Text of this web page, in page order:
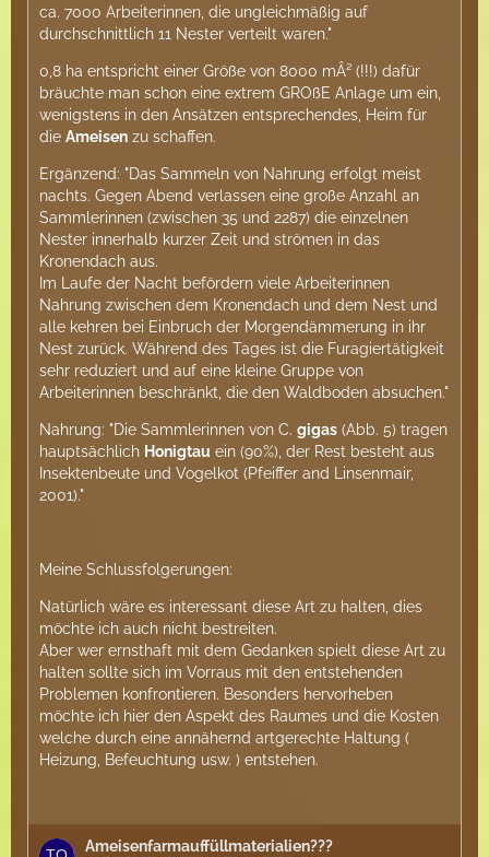
ca. 7000 Arbeiterinnen, die ungleichmäßig auf
durchschnittlich 11 Nester verteilt waren."
0,8 ha entspricht einer Größe von 8000 mÂ² (!!!) dafür
bräuchte man schon eine extrem GROßE Anlage um ein,
wenigstens in den Ansätzen entsprechendes, Heim für
die Ameisen zu schaffen.
Ergänzend: "Das Sammeln von Nahrung erfolgt meist
nachts. Gegen Abend verlassen eine große Anzahl an
Sammlerinnen (zwischen 35 und 2287) die einzelnen
Nester innerhalb kurzer Zeit und strömen in das
Kronendach aus.
Im Laufe der Nacht befördern viele Arbeiterinnen
Nahrung zwischen dem Kronendach und dem Nest und
alle kehren bei Einbruch der Morgendämmerung in ihr
Nest zurück. Während des Tages ist die Furagiertätigkeit
sehr reduziert und auf eine kleine Gruppe von
Arbeiterinnen beschränkt, die den Waldboden absuchen."
Nahrung: "Die Sammlerinnen von C. gigas (Abb. 5) tragen
hauptsächlich Honigtau ein (90%), der Rest besteht aus
Insektenbeute und Vogelkot (Pfeiffer and Linsenmair,
2001)."
Meine Schlussfolgerungen:
Natürlich wäre es interessant diese Art zu halten, dies
möchte ich auch nicht bestreiten.
Aber wer ernsthaft mit dem Gedanken spielt diese Art zu
halten sollte sich im Vorraus mit den entstehenden
Problemen konfrontieren. Besonders hervorheben
möchte ich hier den Aspekt des Raumes und die Kosten
welche durch eine annähernd artgerechte Haltung (
Heizung, Befeuchtung usw. ) entstehen.
Ameisenfarmauffüllmaterialien???